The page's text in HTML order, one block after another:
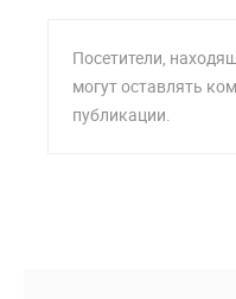
Посетители,
могут оставлять
публикации.